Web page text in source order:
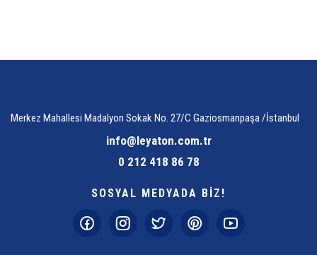
Merkez Mahallesi Madalyon Sokak No. 27/C Gaziosmanpaşa /İstanbul
info@leyaton.com.tr
0 212 418 86 78
SOSYAL MEDYADA BİZ!